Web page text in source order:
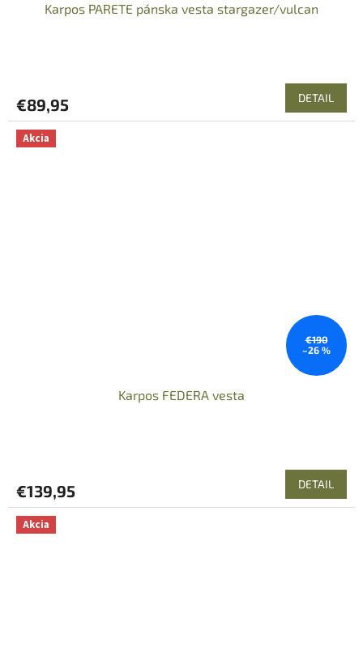
Karpos PARETE pánska vesta stargazer/vulcan
€89,95 DETAIL
Akcia
€190
–26 %
Karpos FEDERA vesta
€139,95 DETAIL
Akcia